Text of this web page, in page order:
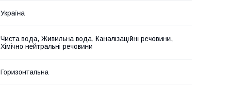
Україна
Чиста вода, Живильна вода, Каналізаційні речовини,
Хімічно нейтральні речовини
Горизонтальна